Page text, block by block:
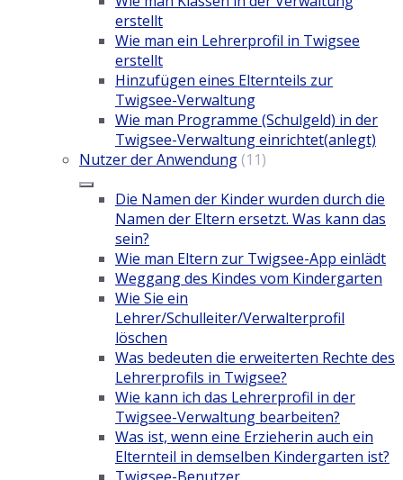
erstellt
Wie man ein Lehrerprofil in Twigsee
erstellt
Hinzufügen eines Elternteils zur
Twigsee-Verwaltung
Wie man Programme (Schulgeld) in der
Twigsee-Verwaltung einrichtet(anlegt)
Nutzer der Anwendung (11)
Die Namen der Kinder wurden durch die
Namen der Eltern ersetzt. Was kann das
sein?
Wie man Eltern zur Twigsee-App einlädt
Weggang des Kindes vom Kindergarten
Wie Sie ein
Lehrer/Schulleiter/Verwalterprofil
löschen
Was bedeuten die erweiterten Rechte des
Lehrerprofils in Twigsee?
Wie kann ich das Lehrerprofil in der
Twigsee-Verwaltung bearbeiten?
Was ist, wenn eine Erzieherin auch ein
Elternteil in demselben Kindergarten ist?